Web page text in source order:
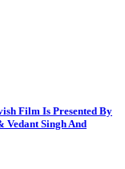
Film Is Presented By
Vedant Singh And